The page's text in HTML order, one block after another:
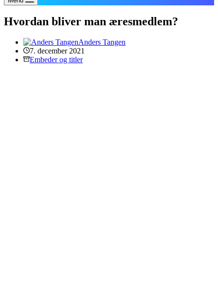
Hvordan bliver man æresmedlem?
Anders Tangen
7. december 2021
Embeder og titler